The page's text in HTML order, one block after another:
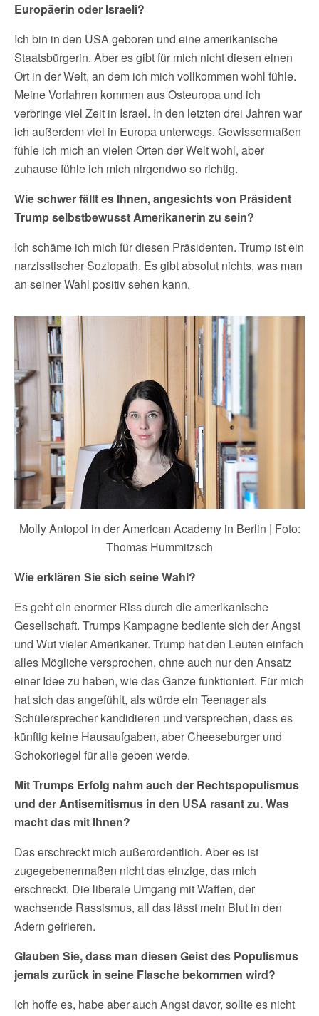
Europäerin oder Israeli?
Ich bin in den USA geboren und eine amerikanische
Staatsbürgerin. Aber es gibt für mich nicht diesen einen
Ort in der Welt, an dem ich mich vollkommen wohl fühle.
Meine Vorfahren kommen aus Osteuropa und ich
verbringe viel Zeit in Israel. In den letzten drei Jahren war
ich außerdem viel in Europa unterwegs. Gewissermaßen
fühle ich mich an vielen Orten der Welt wohl, aber
zuhause fühle ich mich nirgendwo so richtig.
Wie schwer fällt es Ihnen, angesichts von Präsident
Trump selbstbewusst Amerikanerin zu sein?
Ich schäme ich mich für diesen Präsidenten. Trump ist ein
narzisstischer Soziopath. Es gibt absolut nichts, was man
an seiner Wahl positiv sehen kann.
Molly Antopol in der American Academy in Berlin | Foto:
Thomas Hummitzsch
Wie erklären Sie sich seine Wahl?
Es geht ein enormer Riss durch die amerikanische
Gesellschaft. Trumps Kampagne bediente sich der Angst
und Wut vieler Amerikaner. Trump hat den Leuten einfach
alles Mögliche versprochen, ohne auch nur den Ansatz
einer Idee zu haben, wie das Ganze funktioniert. Für mich
hat sich das angefühlt, als würde ein Teenager als
Schülersprecher kandidieren und versprechen, dass es
künftig keine Hausaufgaben, aber Cheeseburger und
Schokoriegel für alle geben werde.
Mit Trumps Erfolg nahm auch der Rechtspopulismus
und der Antisemitismus in den USA rasant zu. Was
macht das mit Ihnen?
Das erschreckt mich außerordentlich. Aber es ist
zugegebenermaßen nicht das einzige, das mich
erschreckt. Die liberale Umgang mit Waffen, der
wachsende Rassismus, all das lässt mein Blut in den
Adern gefrieren.
Glauben Sie, dass man diesen Geist des Populismus
jemals zurück in seine Flasche bekommen wird?
Ich hoffe es, habe aber auch Angst davor, sollte es nicht